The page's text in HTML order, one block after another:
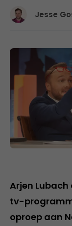
Jesse
Arjen
tv-
oproep aan